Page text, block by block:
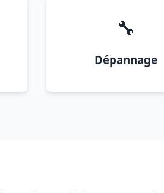
🔧
Dépannage